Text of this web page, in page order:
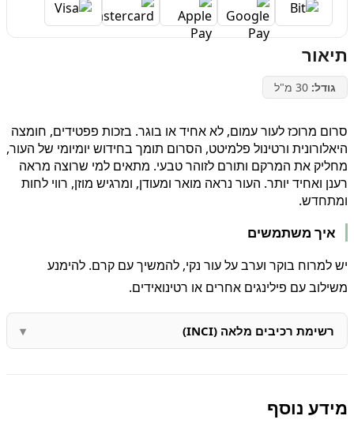
תיאור
גודל:
סרום מרוכז לעור עמום, לא אחיד או בוגר. בזכות פפטידים, חומצה
היאלורונית ורטינול פלמיטט, הסרום תומך בחידוש יומיומי של העור,
מחליק את המרקם ותורם לזוהר טבעי. מתאים למי שרוצה מראה
רענן ואחיד יותר. העור נראה מואר ומעודן, ומרגיש מוזן, רווי לחות
ומתחדש.
איך משתמשים
יש למרוח בוקר וערב על עור נקי, להמשיך עם קרם. להימנע
משילוב עם פילינגים אחרים או רטינואידים.
רשימת רכיבים מלאה (INCI)
מידע נוסף